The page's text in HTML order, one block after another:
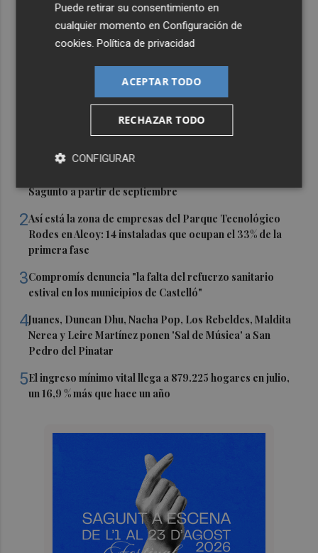
Últimas Noticias
Sagunto a partir de septiembre
2Así está la zona de empresas del Parque Tecnológico
Rodes en Alcoy: 14 instaladas que ocupan el 33% de la
primera fase
3Compromís denuncia "la falta del refuerzo sanitario
estival en los municipios de Castelló"
4Juanes, Duncan Dhu, Nacha Pop, Los Rebeldes, Maldita
Nerea y Leire Martínez ponen 'Sal de Música' a San
Pedro del Pinatar
5El ingreso mínimo vital llega a 879.225 hogares en julio,
un 16,9 % más que hace un año
Puede retirar su consentimiento en
cualquier momento enConfiguración de
cookies.Política de privacidad
ACEPTAR TODO
RECHAZAR TODO
CONFIGURAR